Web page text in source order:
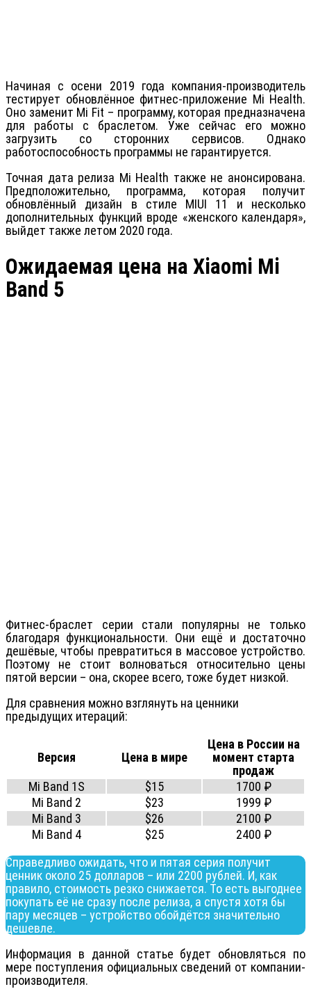
Начиная с осени 2019 года компания-производитель
тестирует обновлённое фитнес-приложение Mi Health.
Оно заменит Mi Fit – программу, которая предназначена
для работы с браслетом. Уже сейчас его можно
загрузить со сторонних сервисов. Однако
работоспособность программы не гарантируется.
Точная дата релиза Mi Health также не анонсирована.
Предположительно, программа, которая получит
обновлённый дизайн в стиле MIUI 11 и несколько
дополнительных функций вроде «женского календаря»,
выйдет также летом 2020 года.
Ожидаемая цена на Xiaomi Mi
Band 5
Фитнес-браслет серии стали популярны не только
благодаря функциональности. Они ещё и достаточно
дешёвые, чтобы превратиться в массовое устройство.
Поэтому не стоит волноваться относительно цены
пятой версии – она, скорее всего, тоже будет низкой.
Для сравнения можно взглянуть на ценники
предыдущих итераций:
Версия Цена в мире
Цена в России на
момент старта
продаж
Mi Band 1S
$15
1700 ₽
Mi Band 2
$23
1999 ₽
Mi Band 3
$26
2100 ₽
Mi Band 4
$25
2400 ₽
Справедливо ожидать, что и пятая серия получит
ценник около 25 долларов – или 2200 рублей. И, как
правило, стоимость резко снижается. То есть выгоднее
покупать её не сразу после релиза, а спустя хотя бы
пару месяцев – устройство обойдётся значительно
дешевле.
Информация в данной статье будет обновляться по
мере поступления официальных сведений от компании-
производителя.